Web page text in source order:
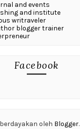
and events
and institute
writraveler
blogger trainer
Facebook
oleh Blogger.